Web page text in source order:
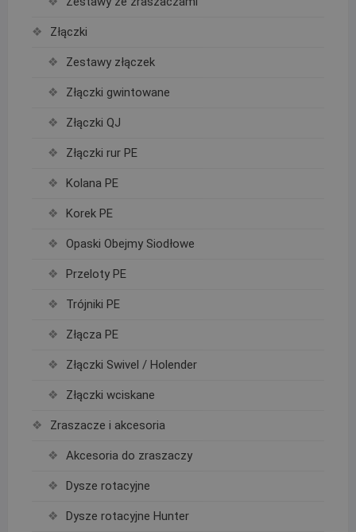
Złączki
Zestawy złączek
Złączki gwintowane
Złączki QJ
Złączki rur PE
Kolana PE
Korek PE
Opaski Obejmy Siodłowe
Przeloty PE
Trójniki PE
Złącza PE
Złączki Swivel / Holender
Złączki wciskane
Zraszacze i akcesoria
Akcesoria do zraszaczy
Dysze rotacyjne
Dysze rotacyjne Hunter